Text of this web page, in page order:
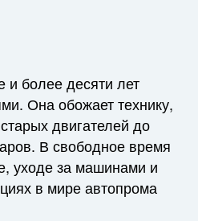
более десяти лет
Она обожает технику,
двигателей до
В свободное время
уходе за машинами и
в мире автопрома